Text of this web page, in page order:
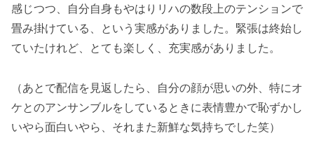
感じつつ、自分自身もやはりリハの数段上のテンションで
畳み掛けている、という実感がありました。緊張は終始し
ていたけれど、とても楽しく、充実感がありました。
（あとで配信を見返したら、自分の顔が思いの外、特にオ
ケとのアンサンブルをしているときに表情豊かで恥ずかし
いやら面白いやら、それまた新鮮な気持ちでした笑）